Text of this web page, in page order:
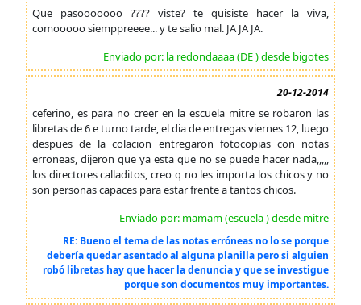
Que pasooooooo ???? viste? te quisiste hacer la viva,
comooooo siemppreeee... y te salio mal. JA JA JA.
Enviado por: la redondaaaa (DE ) desde bigotes
20-12-2014
ceferino, es para no creer en la escuela mitre se robaron las
libretas de 6 e turno tarde, el dia de entregas viernes 12, luego
despues de la colacion entregaron fotocopias con notas
erroneas, dijeron que ya esta que no se puede hacer nada,,,,,
los directores calladitos, creo q no les importa los chicos y no
son personas capaces para estar frente a tantos chicos.
Enviado por: mamam (escuela ) desde mitre
RE: Bueno el tema de las notas erróneas no lo se porque
debería quedar asentado al alguna planilla pero si alguien
robó libretas hay que hacer la denuncia y que se investigue
porque son documentos muy importantes.